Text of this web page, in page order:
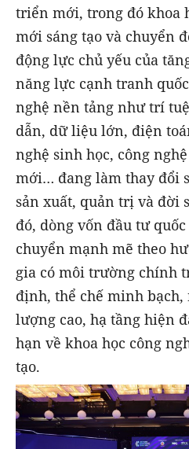
triển mới, trong đó khoa
mới sáng tạo và chuyển
động lực chủ yếu của
năng lực cạnh tranh
nghệ nền tảng như trí
dẫn, dữ liệu lớn, điện
nghệ sinh học, công
mới… đang làm thay đổi
sản xuất, quản trị và đời
đó, dòng vốn đầu tư
chuyển mạnh mẽ theo
gia có môi trường chính
định, thể chế minh
lượng cao, hạ tầng hiện
hạn về khoa học công
tạo.